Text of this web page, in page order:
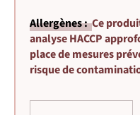
Allergènes :Ce
analyse HACCP
place de mesures
risque de